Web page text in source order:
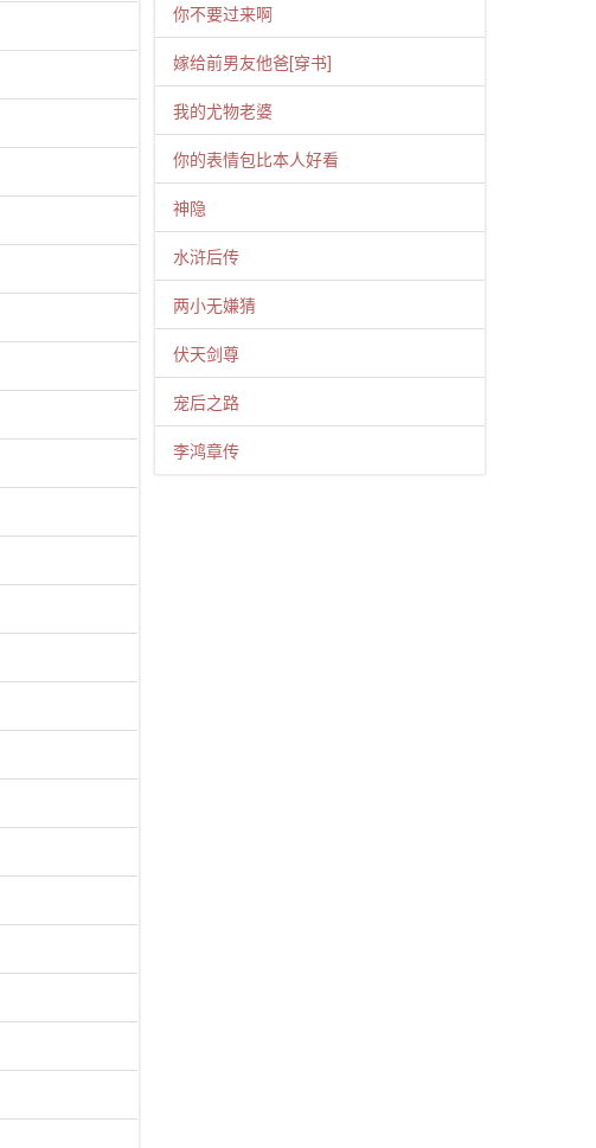
你不要过来啊
嫁给前男友他爸[穿书]
我的尤物老婆
你的表情包比本人好看
神隐
水浒后传
两小无嫌猜
伏天剑尊
宠后之路
李鸿章传